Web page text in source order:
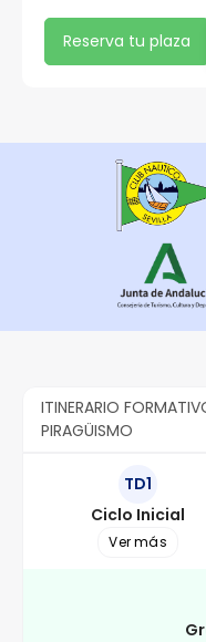
Reserva tu plaza
ITINERARIO
PIRAGÜISMO
TD1
Ciclo Inicial
Ver más